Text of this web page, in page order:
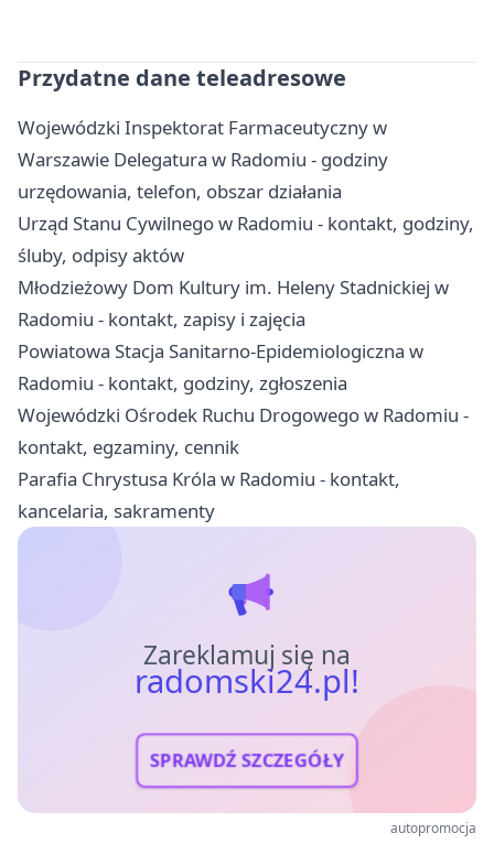
Przydatne dane teleadresowe
Wojewódzki Inspektorat Farmaceutyczny w
Warszawie Delegatura w Radomiu - godziny
urzędowania, telefon, obszar działania
Urząd Stanu Cywilnego w Radomiu - kontakt, godziny,
śluby, odpisy aktów
Młodzieżowy Dom Kultury im. Heleny Stadnickiej w
Radomiu - kontakt, zapisy i zajęcia
Powiatowa Stacja Sanitarno-Epidemiologiczna w
Radomiu - kontakt, godziny, zgłoszenia
Wojewódzki Ośrodek Ruchu Drogowego w Radomiu -
kontakt, egzaminy, cennik
Parafia Chrystusa Króla w Radomiu - kontakt,
kancelaria, sakramenty
Zareklamuj się na
radomski24.pl!
SPRAWDŹ SZCZEGÓŁY
autopromocja